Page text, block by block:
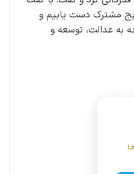
مشترک دست یابیم و
به عدالت، توسعه و